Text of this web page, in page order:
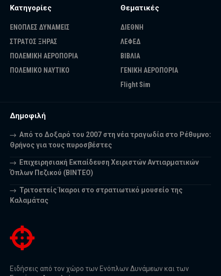
Κατηγορίες
ΕΝΟΠΛΕΣ ΔΥΝΑΜΕΙΣ
ΣΤΡΑΤΟΣ ΞΗΡΑΣ
ΠΟΛΕΜΙΚΗ ΑΕΡΟΠΟΡΙΑ
ΠΟΛΕΜΙΚΟ ΝΑΥΤΙΚΟ
Θεματικές
ΔΙΕΘΝΗ
ΛΕΦΕΔ
ΒΙΒΛΙΑ
ΓΕΝΙΚΗ ΑΕΡΟΠΟΡΙΑ
Flight Sim
Δημοφιλή
Από το Δοξαρό του 2007 στη νέα τραγωδία στο Ρέθυμνο:
Θρήνος για τους πυροσβέστες
Επιχειρησιακή Εκπαίδευση Χειριστών Αντιαρματικών
Όπλων Πεζικού (ΒΙΝΤΕΟ)
Τριτοετείς Ίκαροι στο στρατιωτικό μουσείο της
Καλαμάτας
Ειδήσεις από τον χώρο των Ενόπλων Δυνάμεων και των